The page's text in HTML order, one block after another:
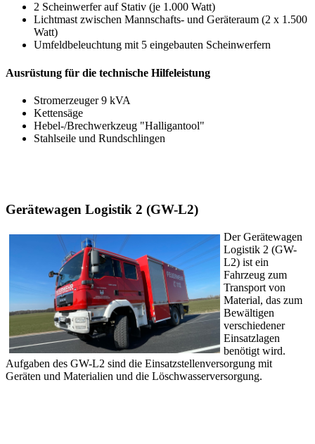
2 Scheinwerfer auf Stativ (je 1.000 Watt)
Lichtmast zwischen Mannschafts- und Geräteraum (2 x 1.500
Watt)
Umfeldbeleuchtung mit 5 eingebauten Scheinwerfern
Ausrüstung für die technische Hilfeleistung
Stromerzeuger 9 kVA
Kettensäge
Hebel-/Brechwerkzeug "Halligantool"
Stahlseile und Rundschlingen
Gerätewagen Logistik 2 (GW-L2)
Der Gerätewagen
Logistik 2 (GW-
L2) ist ein
Fahrzeug zum
Transport von
Material, das zum
Bewältigen
verschiedener
Einsatzlagen
benötigt wird.
Aufgaben des GW-L2 sind die Einsatzstellenversorgung mit
Geräten und Materialien und die Löschwasserversorgung.